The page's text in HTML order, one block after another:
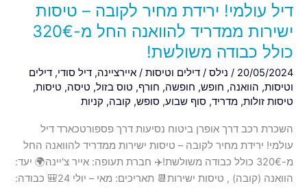
דיל עולמי! ירידת מחיר לקובה – טיסות
ישירות ממדריד להוואנה החל מ-320€
כולל כבודה משולשת!
20/05/2024
/ נילס / דילים וטיסות / איירציינה, דיל סודי, דילים
וטיסות, הוואנה, חופש, חופשה, חורף, טוס בזול, טיסה, טיסות,
טיסות זולות, מדריד, סוף שבוע, סופש, קובה, קניות
השכרת רכב דרך אופרן ביטוח נסיעות דרך פספורטכארד דיל
עולמי! ירידת מחיר לקובה – טיסות ישירות ממדריד להוואנה החל
מ-320€ כולל כבודה משולשת!✈️ חברת תעופה: אייר צ'יינה🌍 יעד:
הוואנה (קובה) , טיסות ישירות📆 תאריכים: מאי – יולי 24🎒 כבודה:
החל
מ-320€
כבודה
משולשת!